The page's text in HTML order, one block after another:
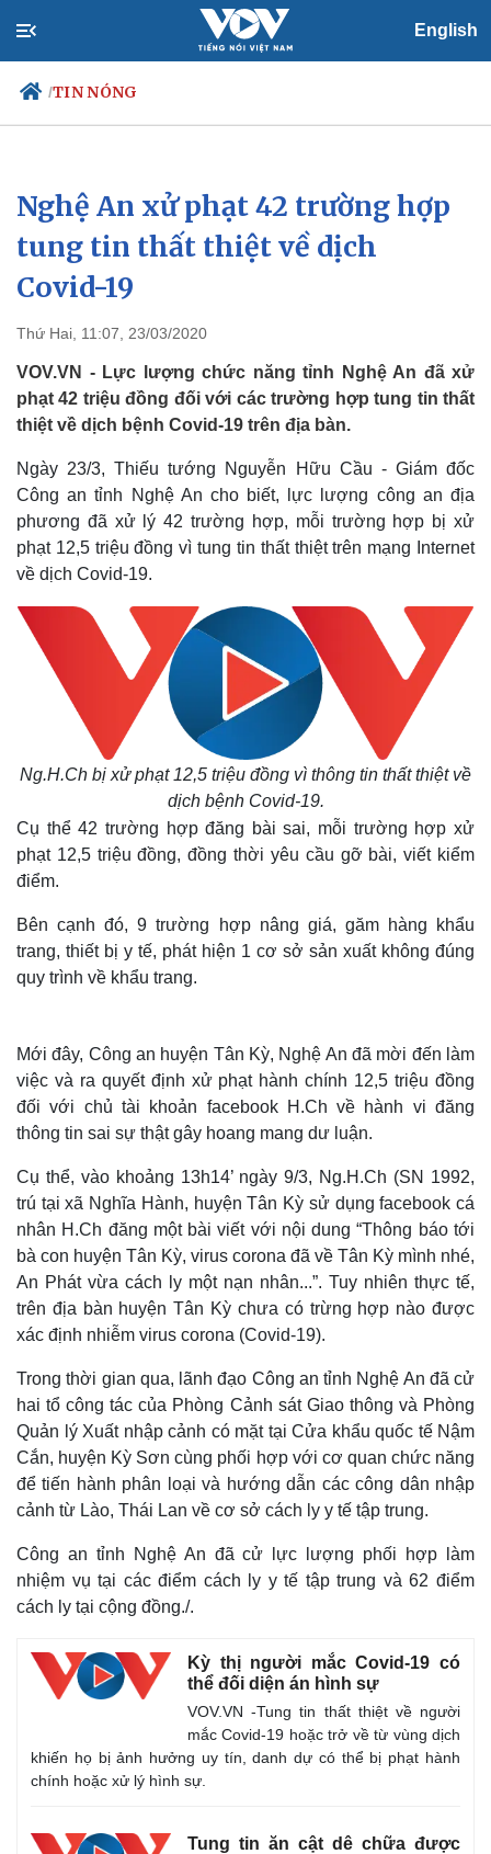
English
/TIN NÓNG
Chính trị
Tổ chức nhân sự
Quốc hội
Nhận diện sự thật
Xã hội
Tin 24h
Dự báo thời tiết
Thế giới
Hồ sơ
E-Magazine
Infographic
Kinh tế
Khởi nghiệp
Thị trường
Giá vàng
Tiêu dùng
Tỷ giá
Nghệ An xử phạt 42 trường hợp
tung tin thất thiệt về dịch
Covid-19
Thứ Hai, 11:07, 23/03/2020
VOV.VN - Lực lượng chức năng tỉnh Nghệ An đã xử
phạt 42 triệu đồng đối với các trường hợp tung tin thất
thiệt về dịch bệnh Covid-19 trên địa bàn.
Ngày 23/3, Thiếu tướng Nguyễn Hữu Cầu - Giám đốc
Công an tỉnh Nghệ An cho biết, lực lượng công an địa
phương đã xử lý 42 trường hợp, mỗi trường hợp bị xử
phạt 12,5 triệu đồng vì tung tin thất thiệt trên mạng Internet
về dịch Covid-19.
Ng.H.Ch bị xử phạt 12,5 triệu đồng vì thông tin thất thiệt về
dịch bệnh Covid-19.
Cụ thể 42 trường hợp đăng bài sai, mỗi trường hợp xử
phạt 12,5 triệu đồng, đồng thời yêu cầu gỡ bài, viết kiểm
điểm.
Bên cạnh đó, 9 trường hợp nâng giá, găm hàng khẩu
trang, thiết bị y tế, phát hiện 1 cơ sở sản xuất không đúng
quy trình về khẩu trang.
Mới đây, Công an huyện Tân Kỳ, Nghệ An đã mời đến làm
việc và ra quyết định xử phạt hành chính 12,5 triệu đồng
đối với chủ tài khoản facebook H.Ch về hành vi đăng
thông tin sai sự thật gây hoang mang dư luận.
Cụ thể, vào khoảng 13h14’ ngày 9/3, Ng.H.Ch (SN 1992,
trú tại xã Nghĩa Hành, huyện Tân Kỳ sử dụng facebook cá
nhân H.Ch đăng một bài viết với nội dung “Thông báo tới
bà con huyện Tân Kỳ, virus corona đã về Tân Kỳ mình nhé,
An Phát vừa cách ly một nạn nhân...”. Tuy nhiên thực tế,
trên địa bàn huyện Tân Kỳ chưa có trừng hợp nào được
xác định nhiễm virus corona (Covid-19).
Trong thời gian qua, lãnh đạo Công an tỉnh Nghệ An đã cử
hai tổ công tác của Phòng Cảnh sát Giao thông và Phòng
Quản lý Xuất nhập cảnh có mặt tại Cửa khẩu quốc tế Nậm
Cắn, huyện Kỳ Sơn cùng phối hợp với cơ quan chức năng
để tiến hành phân loại và hướng dẫn các công dân nhập
cảnh từ Lào, Thái Lan về cơ sở cách ly y tế tập trung.
Công an tỉnh Nghệ An đã cử lực lượng phối hợp làm
nhiệm vụ tại các điểm cách ly y tế tập trung và 62 điểm
cách ly tại cộng đồng./.
Kỳ thị người mắc Covid-19 có
thể đối diện án hình sự
VOV.VN -Tung tin thất thiệt về người
mắc Covid-19 hoặc trở về từ vùng dịch
khiến họ bị ảnh hưởng uy tín, danh dự có thể bị phạt hành
chính hoặc xử lý hình sự.
Tung tin ăn cật dê chữa được